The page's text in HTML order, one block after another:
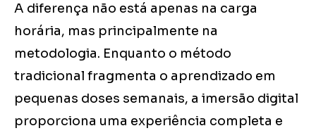
A diferença não está apenas na carga
horária, mas principalmente na
metodologia. Enquanto o método
tradicional fragmenta o aprendizado em
pequenas doses semanais, a imersão digital
proporciona uma experiência completa e